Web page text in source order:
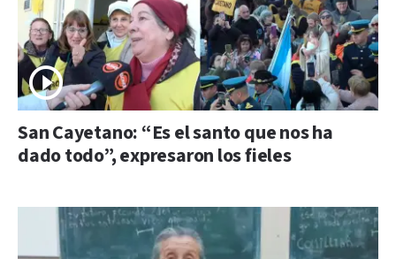
San Cayetano: “Es el santo que nos ha
dado todo”, expresaron los fieles